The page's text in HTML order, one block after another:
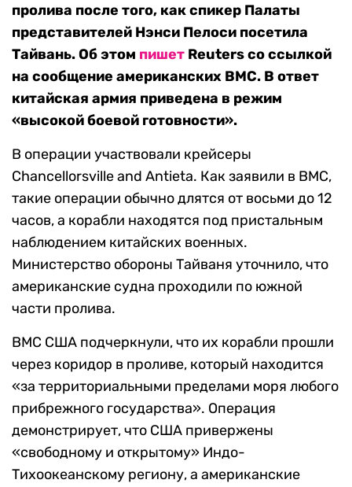
пролива после того, как спикер Палаты
представителей Нэнси Пелоси посетила
Тайвань. Об этом пишет Reuters со ссылкой
на сообщение американских ВМС. В ответ
китайская армия приведена в режим
«высокой боевой готовности».
В операции участвовали крейсеры
Chancellorsville and Antieta. Как заявили в ВМС,
такие операции обычно длятся от восьми до 12
часов, а корабли находятся под пристальным
наблюдением китайских военных.
Министерство обороны Тайваня уточнило, что
американские судна проходили по южной
части пролива.
ВМС США подчеркнули, что их корабли прошли
через коридор в проливе, который находится
«за территориальными пределами моря любого
прибрежного государства». Операция
демонстрирует, что США привержены
«свободному и открытому» Индо-
Тихоокеанскому региону, а американские